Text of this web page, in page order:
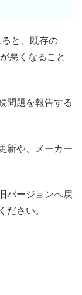
と、既存の
悪くなること
問題を報告する
新や、メーカー
バージョンへ戻
ださい。